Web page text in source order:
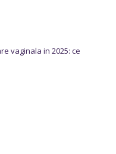
vaginala in 2025: ce